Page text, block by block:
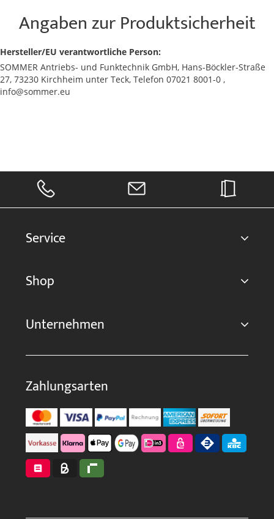
Angaben zur Produktsicherheit
Hersteller/EU verantwortliche Person:
SOMMER Antriebs- und Funktechnik GmbH, Hans-Böckler-Straße
27, 73230 Kirchheim unter Teck, Telefon 07021 8001-0 ,
info@sommer.eu
Service
Shop
Unternehmen
Zahlungsarten